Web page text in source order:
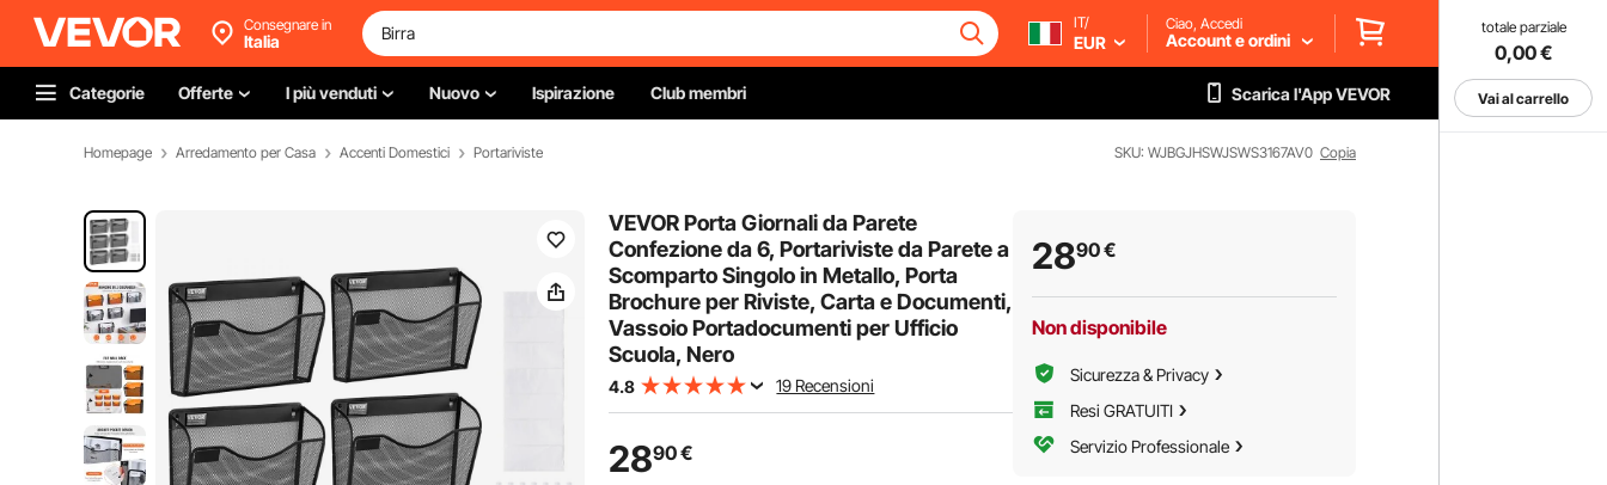
totale parziale
0,00€
Vai al carrello
Consegnare in
Italia
IT/
EUR
Ciao, Accedi
Account e ordini
Categorie Offerte I più venduti Nuovo Ispirazione Club membri Scarica l'App VEVOR
Homepage Arredamento per Casa Accenti Domestici Portariviste SKU: WJBGJHSWJSWS3167AV0 Copia
VEVOR Porta Giornali da Parete
Confezione da 6, Portariviste da Parete a
Scomparto Singolo in Metallo, Porta
Brochure per Riviste, Carta e Documenti,
Vassoio Portadocumenti per Ufficio
Scuola, Nero
4.8 19 Recensioni
2890€
2890€
Non disponibile
Sicurezza & Privacy
Resi GRATUITI
Servizio Professionale